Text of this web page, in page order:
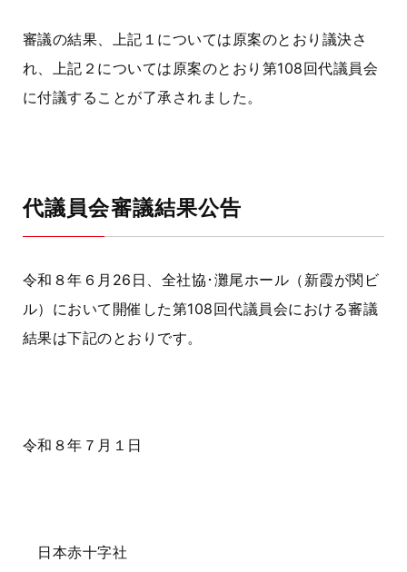
審議の結果、上記１については原案のとおり議決さ
れ、上記２については原案のとおり第108回代議員会
に付議することが了承されました。
代議員会審議結果公告
令和８年６月 26 日、全社協･灘尾ホール（新霞が関ビ
ル）において開催した第108回代議員会における審議
結果は下記のとおりです。
令和８年７月１日
日本赤十字社